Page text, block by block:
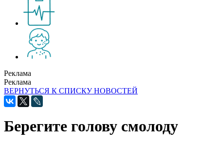
Реклама
Реклама
ВЕРНУТЬСЯ К СПИСКУ НОВОСТЕЙ
Берегите голову смолоду